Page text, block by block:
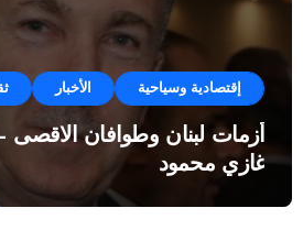
إقتصادية وسياحية الأخبار
أزمات لبنان وطوافان الاقصى –
غازي محمود